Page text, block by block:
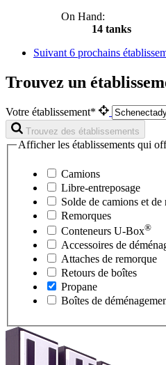
On Hand:
14 tanks
Suivant 6 prochains
Trouvez un
Votre établissement*
Trouvez des établissements
Afficher les établissements qui
Camions
Libre-entreposage
Solde de camions et de
Remorques
Conteneurs U-Box®
Accessoires de
Attaches de remorque
Retours de boîtes
Propane
Boîtes de